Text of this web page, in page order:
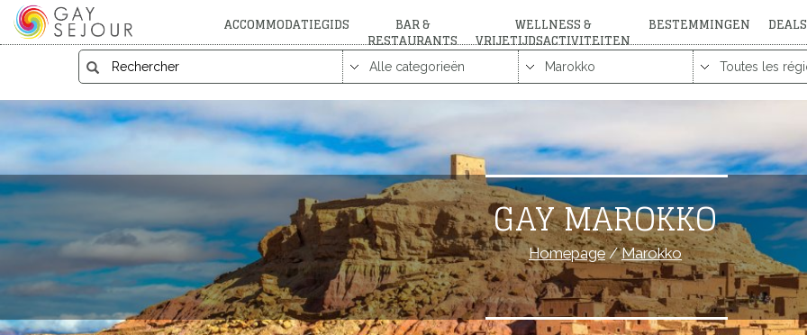
ACCOMMODATIEGIDS BAR &
RESTAURANTS
WELLNESS &
VRIJETIJDSACTIVITEITEN
BESTEMMINGEN DEALS
GAY MAROKKO
Homepage/Marokko